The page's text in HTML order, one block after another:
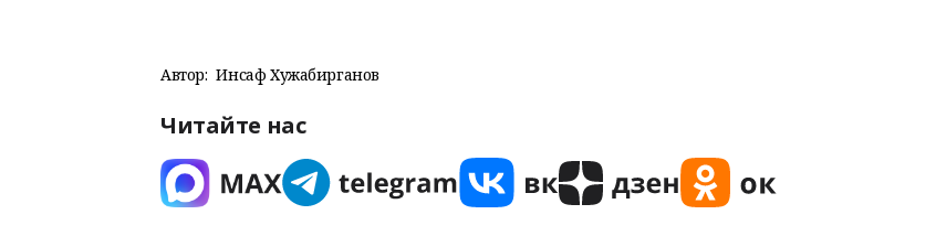
Автор: Инсаф Хужабирганов
Читайте нас